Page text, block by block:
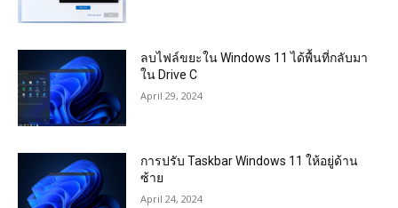
ลบไฟล์ขยะใน Windows 11 ได้พื้นที่กลับมา
ใน Drive C
April 29, 2024
การปรับ Taskbar Windows 11 ให้อยู่ด้าน
ซ้าย
April 24, 2024